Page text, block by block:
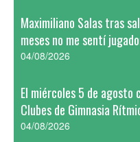
Maximiliano Salas tras
meses no me sentí
04/08/2026
El miércoles 5 de agosto
Clubes de Gimnasia
04/08/2026